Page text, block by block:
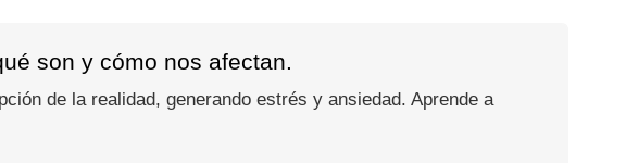
son y cómo nos afectan.
de la realidad, generando estrés y ansiedad. Aprende a